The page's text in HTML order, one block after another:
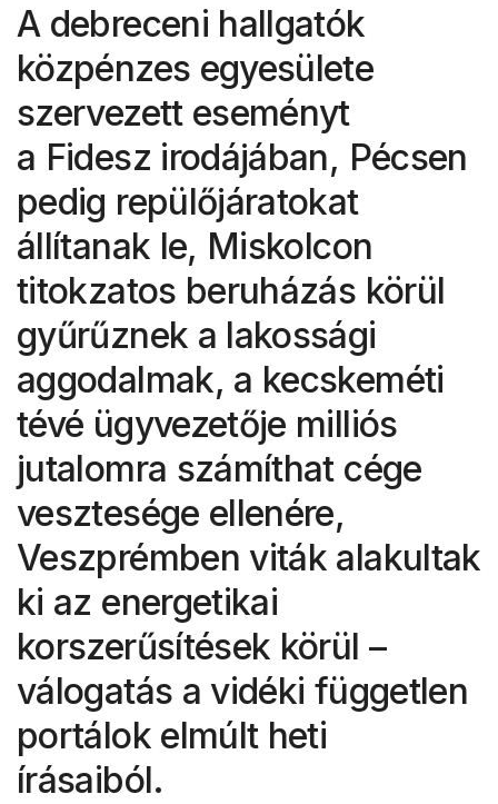
A debreceni hallgatók
közpénzes egyesülete
szervezett eseményt
a Fidesz irodájában, Pécsen
pedig repülőjáratokat
állítanak le, Miskolcon
titokzatos beruházás körül
gyűrűznek a lakossági
aggodalmak, a kecskeméti
tévé ügyvezetője milliós
jutalomra számíthat cége
vesztesége ellenére,
Veszprémben viták alakultak
ki az energetikai
korszerűsítések körül –
válogatás a vidéki független
portálok elmúlt heti
írásaiból.